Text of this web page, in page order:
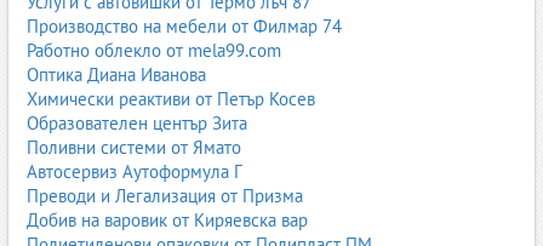
Производство на мебели от Филмар 74
Работно облекло от mela99.com
Оптика Диана Иванова
Химически реактиви от Петър Косев
Образователен център Зита
Поливни системи от Ямато
Автосервиз Аутоформула Г
Преводи и Легализация от Призма
Добив на варовик от Киряевска вар